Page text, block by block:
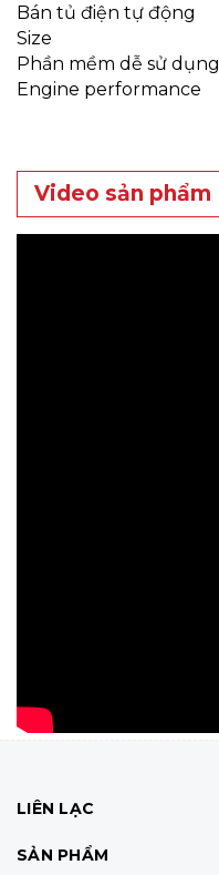
Bán tủ điện tự động
Size
Phần mềm dễ sử dụng
Engine performance
Video sản phẩm
LIÊN LẠC
SẢN PHẨM